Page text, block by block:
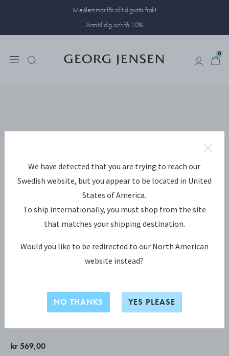
Medlemmar får alltid gratis frakt
Anmäl dig och få 10%
0
HURRICANE 190 mm
kr 569,00
We have detected that you are trying to reach our
Swedish website, but you appear to be located in United
States of America.
To ship internationally, you must shop from the site
that matches your shipping destination.
Would you like to be redirected to our North American
website instead?
NO THANKS YES PLEASE